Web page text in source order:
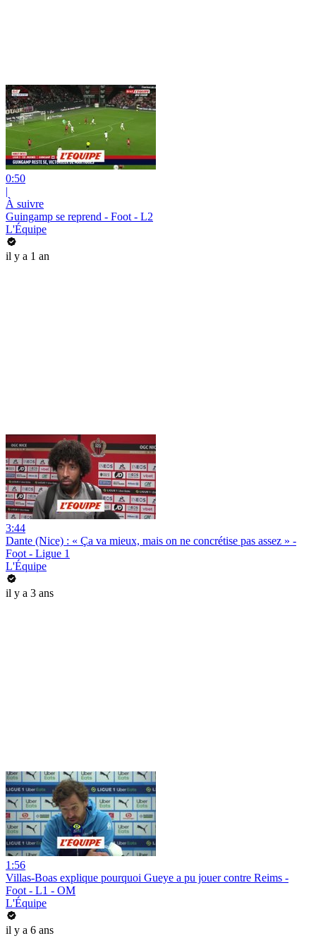
0:50
|
À suivre
Guingamp se reprend - Foot - L2
L'Équipe
il y a 1 an
3:44
Dante (Nice) : « Ça va mieux, mais on ne concrétise pas assez » -
Foot - Ligue 1
L'Équipe
il y a 3 ans
1:56
Villas-Boas explique pourquoi Gueye a pu jouer contre Reims -
Foot - L1 - OM
L'Équipe
il y a 6 ans